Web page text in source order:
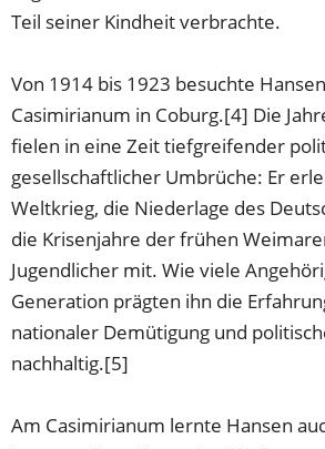
Teil seiner Kindheit verbrachte.
Von 1914 bis 1923 besuchte
Casimirianum in Coburg.[4] Die
fielen in eine Zeit tiefgreifender
gesellschaftlicher Umbrüche: Er
Weltkrieg, die Niederlage des
die Krisenjahre der frühen
Jugendlicher mit. Wie viele
Generation prägten ihn die
nationaler Demütigung und
nachhaltig.[5]
Am Casimirianum lernte Hansen